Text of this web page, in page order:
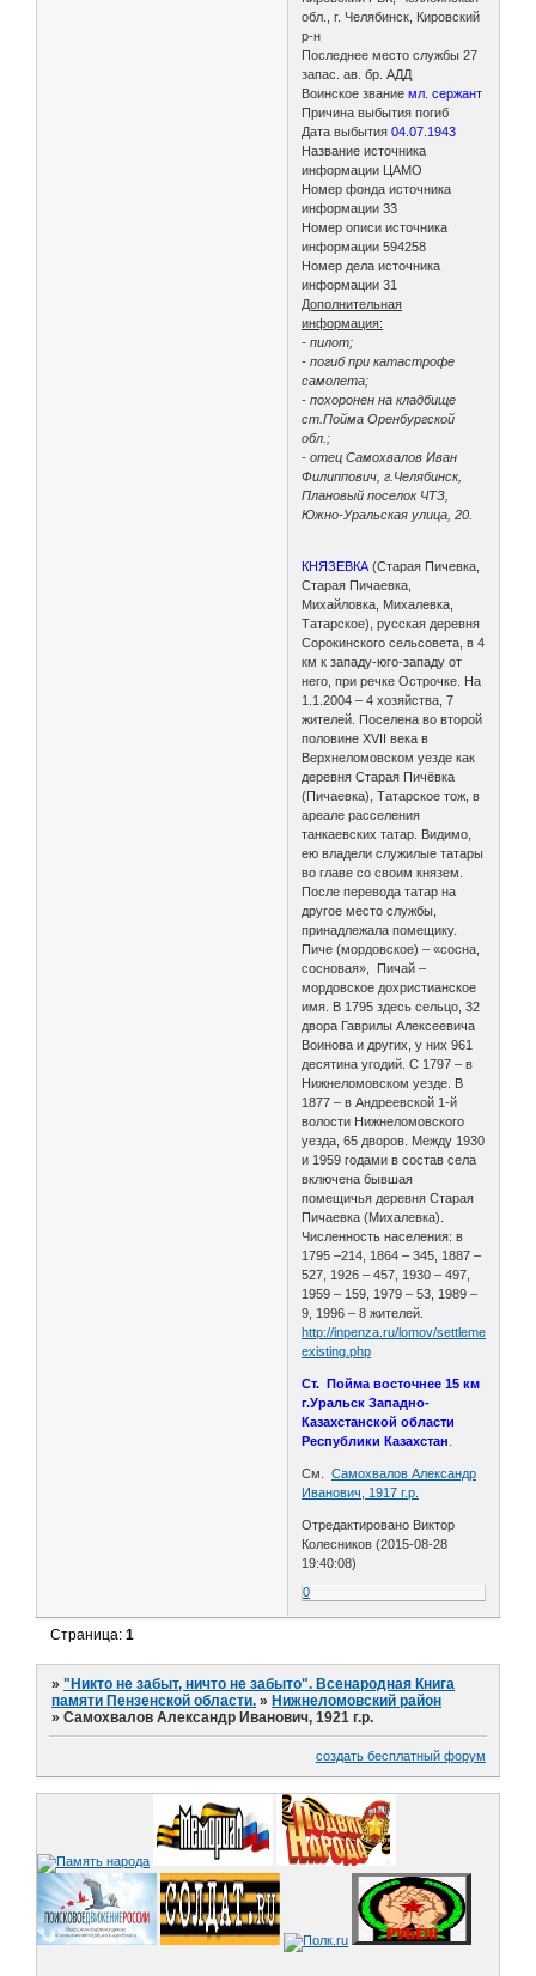
обл., г. Челябинск, Кировский
р-н
Последнее место службы 27
запас. ав. бр. АДД
Воинское званиемл. сержант
Причина выбытия погиб
Дата выбытия04.07.1943
Название источника
информации ЦАМО
Номер фонда источника
информации 33
Номер описи источника
информации 594258
Номер дела источника
информации 31
Дополнительная
информация:
- пилот;
- погиб при катастрофе
самолета;
- похоронен на кладбище
ст.Пойма Оренбургской
обл.;
- отец Самохвалов Иван
Филиппович, г.Челябинск,
Плановый поселок ЧТЗ,
Южно-Уральская улица, 20.
КНЯЗЕВКА(Старая Пичевка,
Старая Пичаевка,
Михайловка, Михалевка,
Татарское), русская деревня
Сорокинского сельсовета, в 4
км к западу-юго-западу от
него, при речке Острочке. На
1.1.2004 – 4 хозяйства, 7
жителей. Поселена во второй
половине XVII века в
Верхнеломовском уезде как
деревня Старая Пичёвка
(Пичаевка), Татарское тож, в
ареале расселения
танкаевских татар. Видимо,
ею владели служилые татары
во главе со своим князем.
После перевода татар на
другое место службы,
принадлежала помещику.
Пиче (мордовское) – «сосна,
сосновая», Пичай –
мордовское дохристианское
имя. В 1795 здесь сельцо, 32
двора Гаврилы Алексеевича
Воинова и других, у них 961
десятина угодий. С 1797 – в
Нижнеломовском уезде. В
1877 – в Андреевской 1-й
волости Нижнеломовского
уезда, 65 дворов. Между 1930
и 1959 годами в состав села
включена бывшая
помещичья деревня Старая
Пичаевка (Михалевка).
Численность населения: в
1795 –214, 1864 – 345, 1887 –
527, 1926 – 457, 1930 – 497,
1959 – 159, 1979 – 53, 1989 –
9, 1996 – 8 жителей.
http://inpenza.ru/lomov/settlements-
existing.php
Ст. Пойма восточнее 15 км
г.Уральск Западно-
Казахстанской области
Республики Казахстан
См.Самохвалов Александр
Иванович, 1917 г.р.
Отредактировано Виктор
Колесников (2015-08-28
19:40:08)
0
Страница:1
»"Никто не забыт, ничто не забыто". Всенародная Книга
памяти Пензенской области. » Нижнеломовский район
»Самохвалов Александр Иванович, 1921 г.р.
создать бесплатный форум